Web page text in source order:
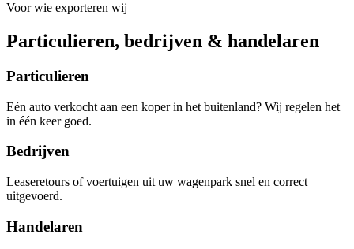
Voor wie exporteren wij
Particulieren, bedrijven & handelaren
Particulieren
Eén auto verkocht aan een koper in het buitenland? Wij regelen het
in één keer goed.
Bedrijven
Leaseretours of voertuigen uit uw wagenpark snel en correct
uitgevoerd.
Handelaren